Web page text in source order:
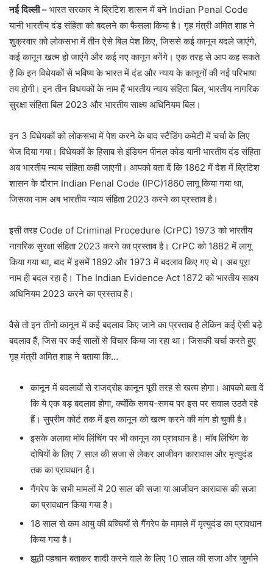
नई दिल्ली – भारत सरकार ने ब्रिटिश शासन में बने Indian Penal Code
यानी भारतीय दंड संहिता को बदलने का फैसला किया है। गृह मंत्री अमित शाह ने
शुक्रवार को लोकसभा में तीन ऐसे बिल पेश किए, जिससे कई कानून बदले जाएंगे,
कई कानून खत्म हो जाएंगे और कई नए कानून बनेंगे। एक तरह से आप कह सकते
हैं कि इन विधेयकों से भविष्य के भारत में दंड और न्याय के कानूनों की नई परिभाषा
तय होगी। इन तीन विधयकों के नाम हैं भारतीय न्याय संहिता बिल, भारतीय नागरिक
सुरक्षा संहिता बिल 2023 और भारतीय साक्ष्य अधिनियम बिल।
इन 3 विधेयकों को लोकसभा में पेश करने के बाद स्टैंडिंग कमेटी में चर्चा के लिए
भेज दिया गया। विधेयकों के हिसाब से इंडियन पीनल कोड यानी भारतीय दंड संहिता
अब भारतीय न्याय संहिता कही जाएगी। आपको बता दें कि 1862 में देश में ब्रिटिश
शासन के दौरान Indian Penal Code (IPC)1860 लागू किया गया था,
जिसका नाम अब भारतीय न्याय संहिता 2023 करने का प्रस्ताव है।
इसी तरह Code of Criminal Procedure (CrPC) 1973 को भारतीय
नागरिक सुरक्षा संहिता 2023 करने का प्रस्ताव है। CrPC को 1882 में लागू
किया गया था, बाद में इसमें 1892 और 1973 में बदलाव किए गए थे। अब पूरा
नाम ही बदल रहा है। The Indian Evidence Act 1872 को भारतीय साक्ष्य
अधिनियम 2023 करने का प्रस्ताव है।
वैसे तो इन तीनों कानून में कई बदलाव किए जाने का प्रस्ताव है लेकिन कई ऐसी बड़े
बदलाव हैं, जिस पर कई सालों से विचार किया जा रहा था। जिसकी चर्चा करते हुए
गृह मंत्री अमित शाह ने बताया कि…
कानून में बदलावों से राजद्रोह कानून पूरी तरह से खत्म होगा। आपको बता दें
कि ये एक बड़ बदलाव होगा, क्योंकि समय-समय पर इस पर सवाल उठते रहे
हैं। सुप्रीम कोर्ट तक में इस कानून को खत्म करने की मांग हो चुकी है।
इसके अलावा मॉब लिंचिंग पर भी कानून का प्रावधान है। मॉब लिंचिंग के
दोषियों के लिए 7 साल की सजा से लेकर आजीवन कारावास और मृत्युदंड
तक का प्रावधान है।
गैंगरेप के सभी मामलों में 20 साल की सजा या आजीवन कारावास की सजा
का प्रावधान किया गया है।
18 साल से कम आयु की बच्चियों से गैंगरेप के मामले में मृत्युदंड का प्रावधान
किया गया है।
झूठी पहचान बताकर शादी करने वाले के लिए 10 साल की सजा और जुर्माने